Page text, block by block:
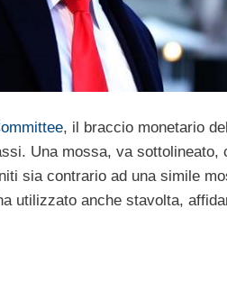
, il braccio monetario
Una mossa, va sottolineato,
sia contrario ad una simile
utilizzato anche stavolta,